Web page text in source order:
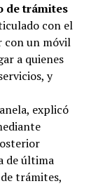
de trámites
con el
con un móvil
a quienes
y
explicó
de última
trámites,